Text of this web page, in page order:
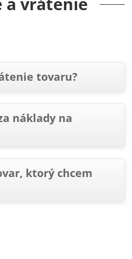
tovaru?
náklady na
ktorý chcem